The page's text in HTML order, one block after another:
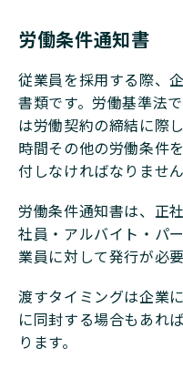
労働条件通知書
従業員を採用する際、
書類です。労働基準法
は労働契約の締結に際
時間その他の労働条件
付しなければなりません
労働条件通知書は、正
社員・アルバイト・パ
業員に対して発行が必要
渡すタイミングは企業
に同封する場合もあれ
ります。